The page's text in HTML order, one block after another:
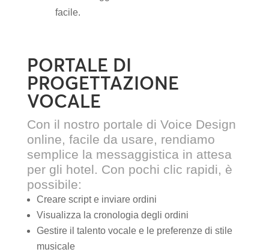
facile.
PORTALE DI
PROGETTAZIONE
VOCALE
Con il nostro portale di Voice Design
online, facile da usare, rendiamo
semplice la messaggistica in attesa
per gli hotel. Con pochi clic rapidi, è
possibile:
Creare script e inviare ordini
Visualizza la cronologia degli ordini
Gestire il talento vocale e le preferenze di stile
musicale